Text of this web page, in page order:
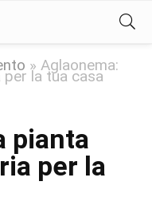
» Aglaonema:
per la tua casa
pianta
per la